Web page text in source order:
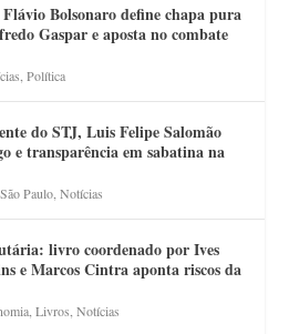
Flávio Bolsonaro define chapa pura
Gaspar e aposta no combate
,Política
do STJ, Luis Felipe Salomão
e transparência em sabatina na
Paulo ,Notícias
livro coordenado por Ives
e Marcos Cintra aponta riscos da
,Livros ,Notícias